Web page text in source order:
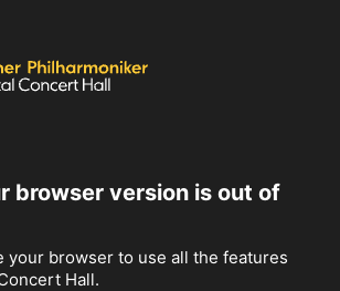
browser version is out of
your browser to use all the features
Hall.